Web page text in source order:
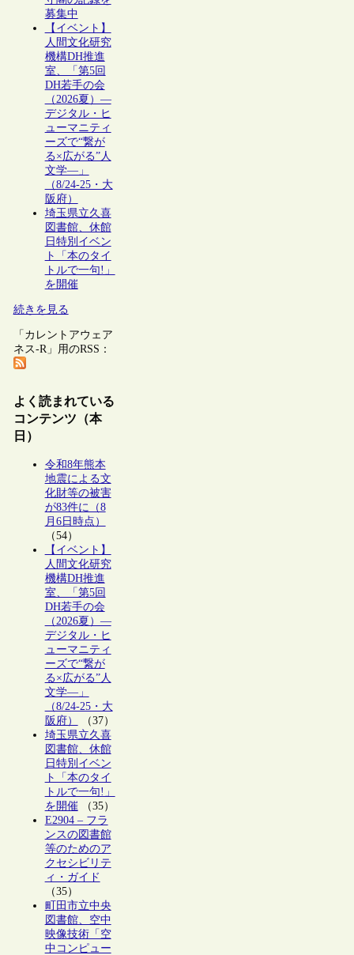
募集中
【イベント】
人間文化研究
機構DH推進
室、「第5回
DH若手の会
（2026夏）―
デジタル・ヒ
ューマニティ
ーズで“繋が
る×広がる”人
文学―」
（8/24-25・大
阪府）
埼玉県立久喜
図書館、休館
日特別イベン
ト「本のタイ
トルで一句!」
を開催
続きを見る
「カレントアウェア
ネス-R」用のRSS：
よく読まれている
コンテンツ（本
日）
令和8年熊本
地震による文
化財等の被害
が83件に（8
月6日時点）
（54）
【イベント】
人間文化研究
機構DH推進
室、「第5回
DH若手の会
（2026夏）―
デジタル・ヒ
ューマニティ
ーズで“繋が
る×広がる”人
文学―」
（8/24-25・大
阪府）
（37）
埼玉県立久喜
図書館、休館
日特別イベン
ト「本のタイ
トルで一句!」
を開催（35）
E2904 – フラ
ンスの図書館
等のためのア
クセシビリテ
ィ・ガイド
（35）
町田市立中央
図書館、空中
映像技術「空
中コンピュー